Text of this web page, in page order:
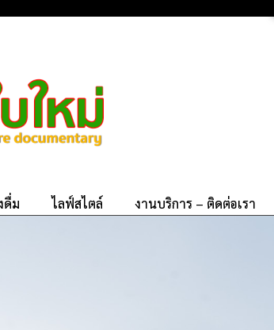
ดื่ม ไลฟ์สไตล์ งานบริการ – ติดต่อเรา